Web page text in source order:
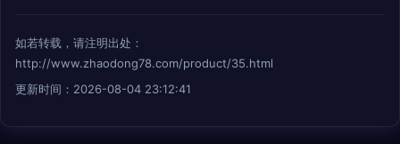
如若转载，请注明出处：
http://www.zhaodong78.com/product/35.html
更新时间：2026-08-04 23:12:41